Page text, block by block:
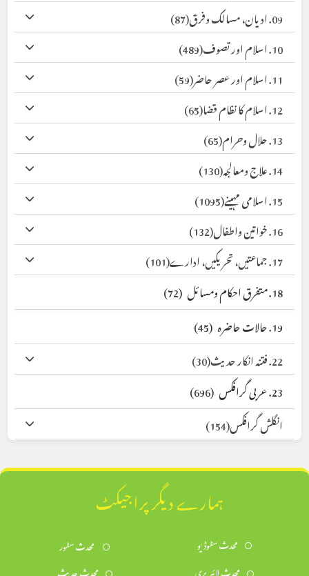
09. ادیان، مسالک وفرق
(87)
10. اسلام اور تصوف
(489)
11. اسلام اور عصر حاضر
(59)
12. اسلام کا نظام قضا
(65)
13. حلال وحرام
(65)
14. علاج ومعالجہ
(130)
15. اسلامی مہینے
(1095)
16. خواتین واطفال
(132)
17. جماعتیں، تحریکیں، ادارے
(101)
18. متفرق احکام ومسائل
(72)
19. حالات حاضرہ
(45)
22. فتنہ انکار حدیث
(30)
23. عربی گرافکس
(696)
انگلش گرافکس(154)
ہمارے دیگر پراجیکٹ
محدث سٹوڈیو
محدث سٹور
محدث لائبریری
محدث حدیث